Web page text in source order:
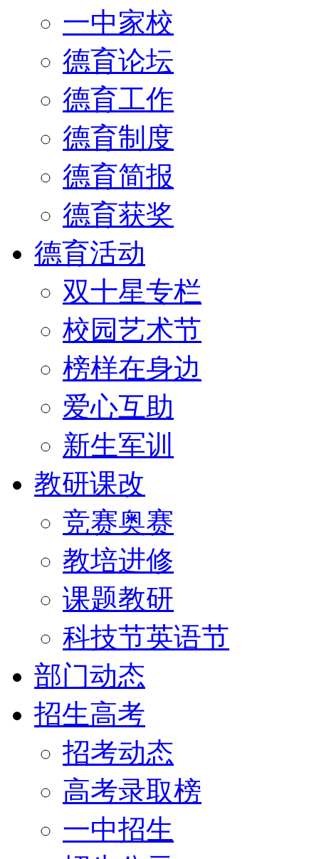
一中家校
德育论坛
德育工作
德育制度
德育简报
德育获奖
德育活动
双十星专栏
校园艺术节
榜样在身边
爱心互助
新生军训
教研课改
竞赛奥赛
教培进修
课题教研
科技节英语节
部门动态
招生高考
招考动态
高考录取榜
一中招生